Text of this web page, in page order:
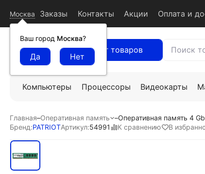
Москва
Ваш город Москва?
Заказы Контакты Акции Оплата и
Каталог товаров
Компьютеры Процессоры Видеокарты
Главная–Оперативная память –Оперативная память 4
Бренд:PATRIOTАртикул:54991 К сравнению В